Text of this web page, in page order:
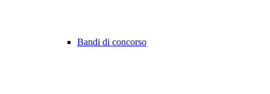
Bandi di concorso